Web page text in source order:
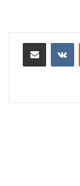
مشاركة عبر البريد